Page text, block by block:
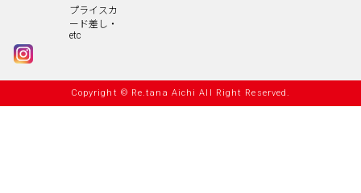
プライスカ
ード差し・
etc
Copyright © Re.tana Aichi All Right Reserved.